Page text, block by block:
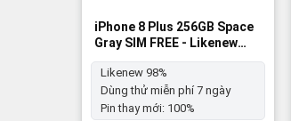
iPhone 8 Plus 256GB Space
Gray SIM FREE - Likenew
98%
Likenew 98%
Dùng thử miễn phí 7 ngày
Pin thay mới: 100%